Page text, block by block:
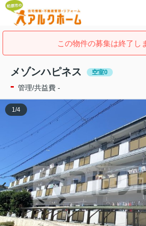
この物件の募集は終了し
メゾンハピネス 空室0
- 管理/共益費 -
1/4